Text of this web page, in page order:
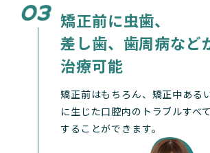
矯正前に虫歯、
差し歯、 歯周病など
治療可能
矯正前はもちろん、矯正中ある
に生じた口腔内のトラブルすべ
することができます。